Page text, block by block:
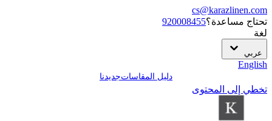
cs@karazlinen.com
تحتاج مساعدة؟920008455
لغة
عربي
English
دليل المقاساتجديدنا
تخطي إلى المحتوى